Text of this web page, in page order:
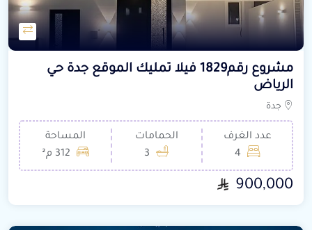
مشروع رقم1829 فيلا تمليك الموقع جدة حي
الرياض
جدة
عدد الغرف
4
الحمامات
3
المساحة
312 م²
900,000